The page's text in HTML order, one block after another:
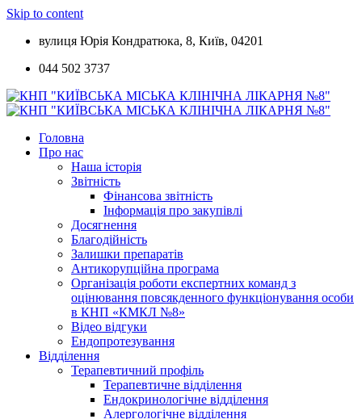
Skip to content
вулиця Юрія Кондратюка, 8, Київ, 04201
044 502 3737
Головна
Про нас
Наша історія
Звітність
Фінансова звітність
Інформація про закупівлі
Досягнення
Благодійність
Залишки препаратів
Антикорупційна програма
Організація роботи експертних команд з
оцінювання повсякденного функціонування особи
в КНП «КМКЛ №8»
Відео відгуки
Ендопротезування
Відділення
Терапевтичний профіль
Терапевтичне відділення
Ендокринологічне відділення
Алергологічне відділення